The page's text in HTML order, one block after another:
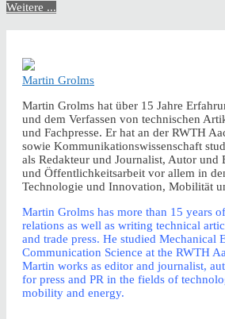
Weitere ...
Martin Grolms
Martin Grolms hat über 15 Jahre
und dem Verfassen von technischen
und Fachpresse. Er hat an der RWTH
sowie Kommunikationswissenschaft
als Redakteur und Journalist, Autor und
und Öffentlichkeitsarbeit vor allem in
Technologie und Innovation, Mobilität
Martin Grolms has more than 15 years
relations as well as writing technical
and trade press. He studied Mechanical
Communication Science at the RWTH
Martin works as editor and journalist,
for press and PR in the fields of
mobility and energy.